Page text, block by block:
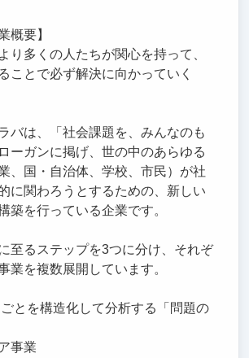
概要】
り多くの人たちが関心を持って、
ことで必ず解決に向かっていく
バは、「社会課題を、みんなのも
ーガンに掲げ、世の中のあらゆる
、国・自治体、学校、市民）が社
に関わろうとするための、新しい
築を行っている企業です。
至るステップを3つに分け、それぞ
業を複数展開しています。
とを構造化して分析する「問題の
事業